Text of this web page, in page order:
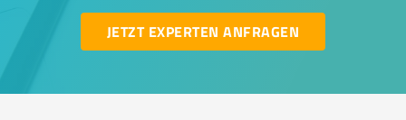
JETZT EXPERTEN ANFRAGEN